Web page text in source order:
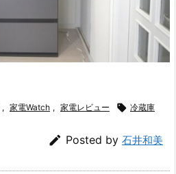
, 家電Watch , 家電レビュー  冷蔵庫
 Posted by 石井和美